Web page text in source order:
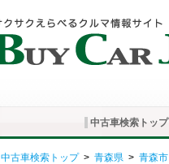
中古車検索トップ
中古車検索トップ> 青森県 > 青森市